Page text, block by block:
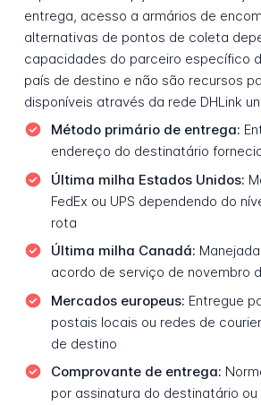
entrega, acesso a armários de
alternativas de pontos de coleta
capacidades do parceiro específico
país de destino e não são recursos
disponíveis através da rede DHLink
Método primário de entrega:
endereço do destinatário
Última milha Estados Unidos:
FedEx ou UPS dependendo do
rota
Última milha Canadá:
acordo de serviço de novembro
Mercados europeus: Entregue
postais locais ou redes de
de destino
Comprovante de entrega:
por assinatura do destinatário